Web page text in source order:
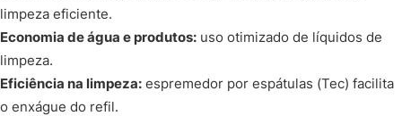
limpeza eficiente.
Economia de água e produtos: uso otimizado de líquidos de
limpeza.
Eficiência na limpeza: espremedor por espátulas (Tec) facilita
o enxágue do refil.